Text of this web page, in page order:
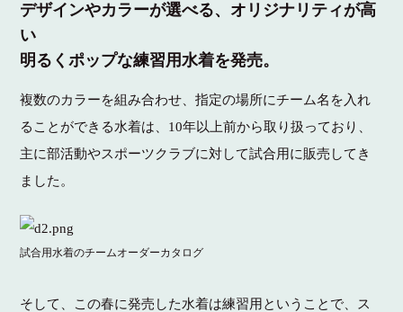
デザインやカラーが選べる、オリジナリティが高
い
明るくポップな練習用水着を発売。
複数のカラーを組み合わせ、指定の場所にチーム名を入れ
ることができる水着は、 10年以上前から取り扱っており、
主に部活動やスポーツクラブに対して試合用に販売してき
ました。
試合用水着のチームオーダーカタログ
そして、この春に発売した水着は練習用ということで、ス